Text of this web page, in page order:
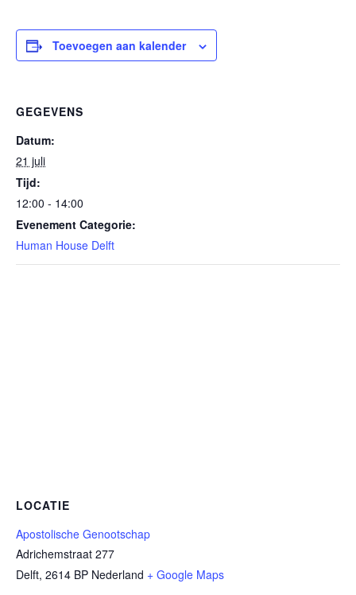
Toevoegen aan kalender
GEGEVENS
Datum:
21 juli
Tijd:
12:00 - 14:00
Evenement Categorie:
Human House Delft
LOCATIE
Apostolische Genootschap
Adrichemstraat 277
Delft, 2614 BP Nederland + Google Maps